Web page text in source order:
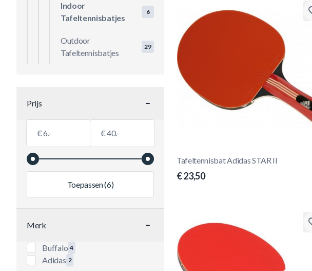
Prijs
€ €
Toepassen(6)
Merk
Buffalo 4
producten beschikbaar
Adidas 2
producten beschikbaar
Indoor
Tafeltennisbatjes
6
Outdoor
Tafeltennisbatjes
29
Tafeltennisbat Adidas STAR II
€ 23,50